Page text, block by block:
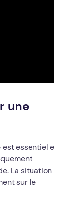
une
est essentielle
La situation
sur le